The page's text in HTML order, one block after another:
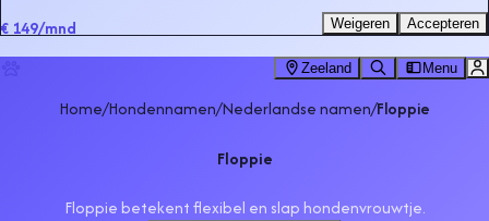
€ 149/mnd
Zeeland Menu
Home/Hondennamen/Nederlandse namen/Floppie
Floppie
Floppie betekent flexibel en slap hondenvrouwtje.
Weigeren Accepteren